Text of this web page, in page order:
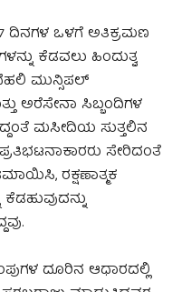
ದಿನಗಳ ಒಳಗೆ ಅತಿಕ್ರಮಣ
ಕೆಡವಲು ಹಿಂದುತ್ವ
ಮುನ್ಸಿಪಲ್
ಅರೆಸೇನಾ ಸಿಬ್ಬಂದಿಗಳ
ಮಸೀದಿಯ ಸುತ್ತಲಿನ
ಸೇರಿದಂತೆ
ರಕ್ಷಣಾತ್ಮಕ
ಕೆಡಹುವುದನ್ನು
ದೂರಿನ ಆಧಾರದಲ್ಲಿ